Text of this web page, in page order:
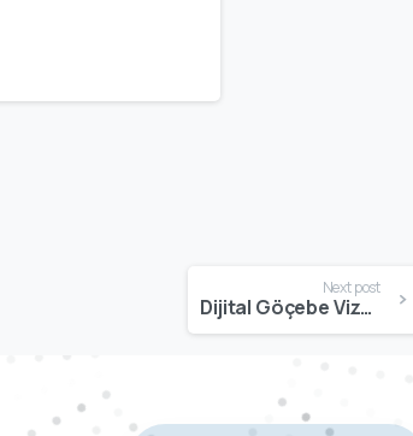
Next post
Dijital Göçebe Vizesi Kimler Alabilir? | Şartlar & Uygunluk Rehberi